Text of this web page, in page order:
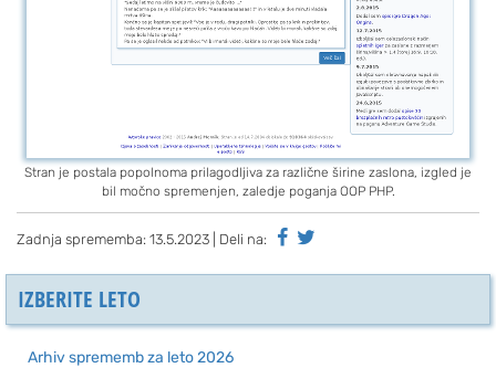
Stran je postala popolnoma prilagodljiva za različne širine zaslona, izgled je
bil močno spremenjen, zaledje poganja OOP PHP.
Zadnja sprememba: 13.5.2023 | Deli na:
IZBERITE LETO
Arhiv sprememb za leto 2026